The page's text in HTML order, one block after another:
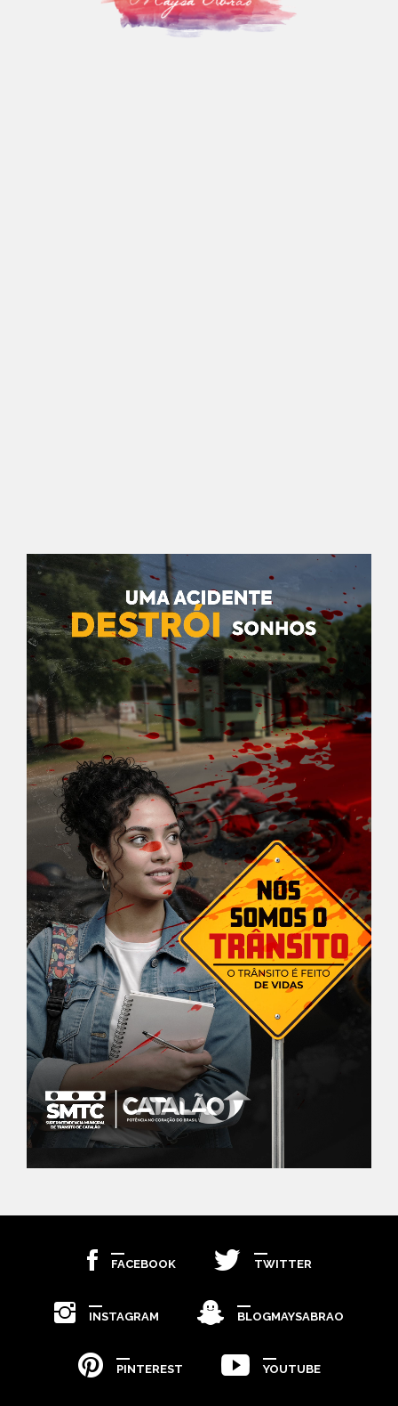
FACEBOOK TWITTER
INSTAGRAM BLOGMAYSABRAO
PINTEREST YOUTUBE